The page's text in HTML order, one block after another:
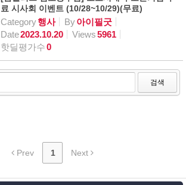
료 시사회 이벤트 (10/28~10/29)(무료)
Category행사 By아이필굿
Date2023.10.20 Views5961
핫딜평가수0
검색
Prev 1 Next